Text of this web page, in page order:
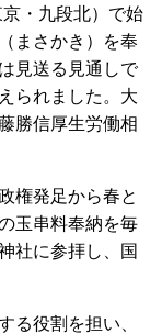
・九段北）で始
まさかき）を奉
見送る見通しで
られました。大
勝信厚生労働相
権発足から春と
玉串料奉納を毎
社に参拝し、国
る役割を担い、